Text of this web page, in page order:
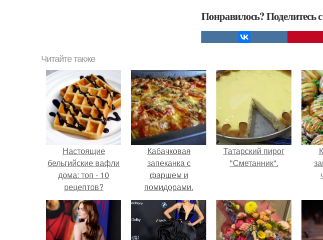
Понравилось? Поделитесь
Читайте также
Настоящие
бельгийские вафли
дома: топ - 10
рецептов?
Кабачковая
запеканка с
фаршем и
помидорами.
Татарский пирог
"Сметанник".